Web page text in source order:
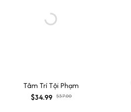
Tâm Trí Tội Phạm
$34.99 $37.00